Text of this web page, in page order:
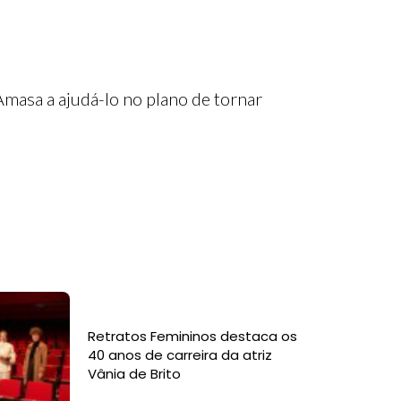
a ajudá-lo no plano de tornar
Retratos Femininos destaca os
40 anos de carreira da atriz
Vânia de Brito